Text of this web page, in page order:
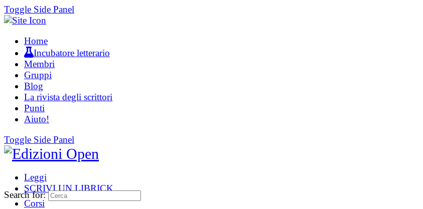
Toggle Side Panel
Home
Incubatore letterario
Membri
Gruppi
Blog
La rivista degli scrittori
Punti
Aiuto!
Toggle Side Panel
Leggi
SCRIVI UN LIBRICK
Corsi
Search for: